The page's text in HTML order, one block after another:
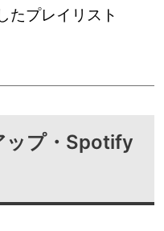
たプレイリスト
ップ・Spotify